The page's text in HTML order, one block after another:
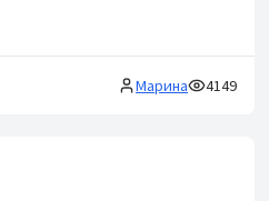
Марина 4149